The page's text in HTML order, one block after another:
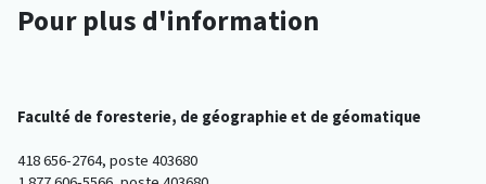
Pour plus d'information
Faculté de foresterie, de géographie et de géomatique
418 656-2764, poste 403680